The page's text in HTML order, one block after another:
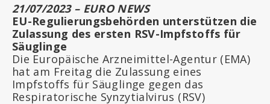
21/07/2023 – EURO NEWS
EU-Regulierungsbehörden unterstützen die
Zulassung des ersten RSV-Impfstoffs für
Säuglinge
Die Europäische Arzneimittel-Agentur (EMA)
hat am Freitag die Zulassung eines
Impfstoffs für Säuglinge gegen das
Respiratorische Synzytialvirus (RSV)